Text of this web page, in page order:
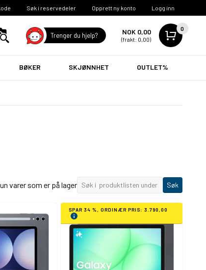
Søk i reservedeler Opprett ny konto Logg inn
Trenger du hjelp? NOK 0,00
(frakt: 0,00)
0
BØKER SKJØNNHET OUTLET%
varer som er på lager Søk
SPAR 34 %, ORDINÆR PRIS: 3.790,00